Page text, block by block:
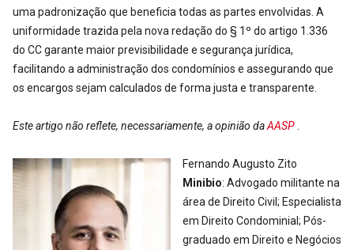
uma padronização que beneficia todas as partes envolvidas. A
uniformidade trazida pela nova redação do § 1º do artigo 1.336
do CC garante maior previsibilidade e segurança jurídica,
facilitando a administração dos condomínios e assegurando que
os encargos sejam calculados de forma justa e transparente.
Este artigo não reflete, necessariamente, a opinião daAASP
Fernando Augusto Zito
Minibio: Advogado militante na
área de Direito Civil; Especialista
em Direito Condominial; Pós-
graduado em Direito e Negócios